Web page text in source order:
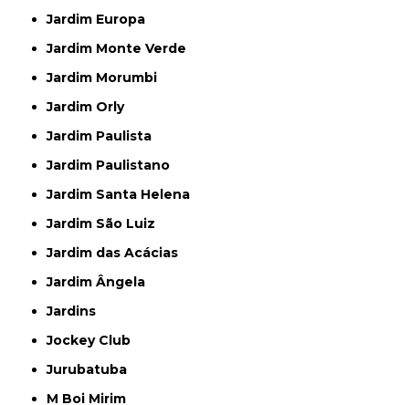
Jardim Europa
Jardim Monte Verde
Jardim Morumbi
Jardim Orly
Jardim Paulista
Jardim Paulistano
Jardim Santa Helena
Jardim São Luiz
Jardim das Acácias
Jardim Ângela
Jardins
Jockey Club
Jurubatuba
M Boi Mirim